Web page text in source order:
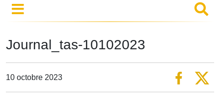
Journal_tas-10102023
10 octobre 2023